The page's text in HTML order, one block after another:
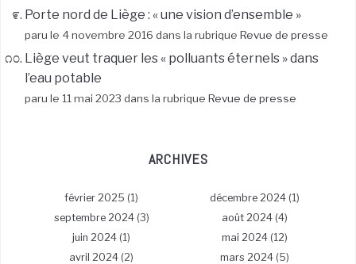
Porte nord de Liège : « une vision d’ensemble »
paru le 4 novembre 2016 dans la rubrique Revue de presse
Liège veut traquer les « polluants éternels » dans
l’eau potable
paru le 11 mai 2023 dans la rubrique Revue de presse
ARCHIVES
février 2025 (1) décembre 2024 (1)
septembre 2024(3) août 2024 (4)
juin 2024 (1) mai 2024 (12)
avril 2024 (2) mars 2024 (5)